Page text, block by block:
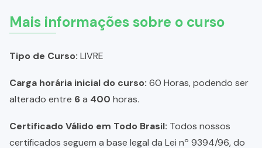
Mais informações sobre o curso
Tipo de Curso: LIVRE
Carga horária inicial do curso: 60 Horas, podendo ser
alterado entre 6a 400 horas.
Certificado Válido em Todo Brasil: Todos nossos
certificados seguem a base legal da Lei nº 9394/96, do